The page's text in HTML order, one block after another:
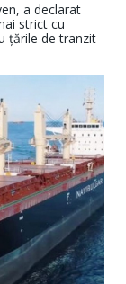
a declarat
strict cu
țările de tranzit